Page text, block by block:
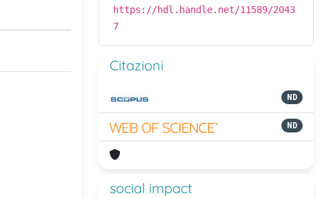
https://hdl.handle.net/11589/2043
7
Citazioni
ND
ND
social impact